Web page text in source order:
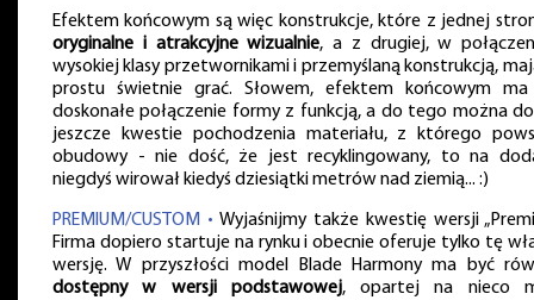
Efektem końcowym są więc konstrukcje, które z jednej
oryginalne i atrakcyjne wizualnie, a z drugiej, w
wysokiej klasy przetwornikami i przemyślaną konstrukcją,
prostu świetnie grać. Słowem, efektem końcowym
doskonałe połączenie formy z funkcją, a do tego można
jeszcze kwestie pochodzenia materiału, z którego
obudowy - nie dość, że jest recyklingowany, to na
niegdyś wirował kiedyś dziesiątki metrów nad ziemią... :)
PREMIUM/CUSTOM • Wyjaśnijmy także kwestię wersji
Firma dopiero startuje na rynku i obecnie oferuje tylko tę
wersję. W przyszłości model Blade Harmony ma być
dostępny w wersji podstawowej, opartej na nieco